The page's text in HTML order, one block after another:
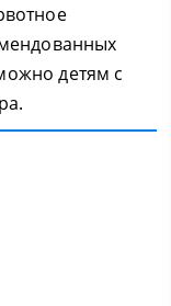
детям с